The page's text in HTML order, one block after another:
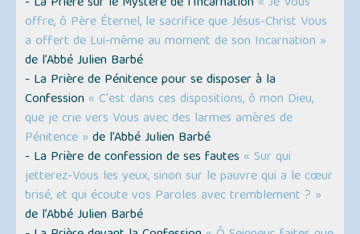
offre, ô Père Éternel, le sacrifice que Jésus-Christ Vous
a offert de Lui-même au moment de son Incarnation »
de l’Abbé Julien Barbé
- La Prière de Pénitence pour se disposer à la
Confession « C'est dans ces dispositions, ô mon Dieu,
que je crie vers Vous avec des larmes amères de
Pénitence » de l’Abbé Julien Barbé
- La Prière de confession de ses fautes « Sur qui
jetterez-Vous les yeux, sinon sur le pauvre qui a le cœur
brisé, et qui écoute vos Paroles avec tremblement ? »
de l’Abbé Julien Barbé